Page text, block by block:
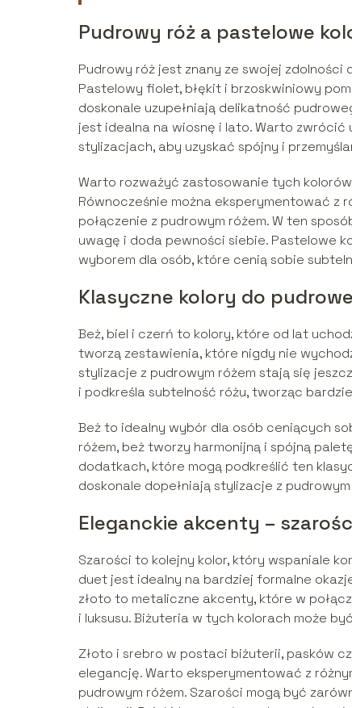
Pudrowy róż a pastelowe
Pudrowy róż jest znany ze swojej zdolności
Pastelowy fiolet, błękit i brzoskwiniowy
doskonale uzupełniają delikatność
jest idealna na wiosnę i lato. Warto
stylizacjach, aby uzyskać spójny i
Warto rozważyć zastosowanie tych
Równocześnie można eksperymentować z
połączenie z pudrowym różem. W ten
uwagę i doda pewności siebie. Pastelowe
wyborem dla osób, które cenią sobie
Klasyczne kolory do
Beż, biel i czerń to kolory, które od lat
tworzą zestawienia, które nigdy nie
stylizacje z pudrowym różem stają się
i podkreśla subtelność różu, tworząc
Beż to idealny wybór dla osób ceniących
różem, beż tworzy harmonijną i spójną
dodatkach, które mogą podkreślić ten
doskonale dopełniają stylizacje z
Eleganckie akcenty –
Szarości to kolejny kolor, który wspaniale
duet jest idealny na bardziej formalne
złoto to metaliczne akcenty, które w
i luksusu. Biżuteria w tych kolorach może
Złoto i srebro w postaci biżuterii, pasków
elegancję. Warto eksperymentować z
pudrowym różem. Szarości mogą być